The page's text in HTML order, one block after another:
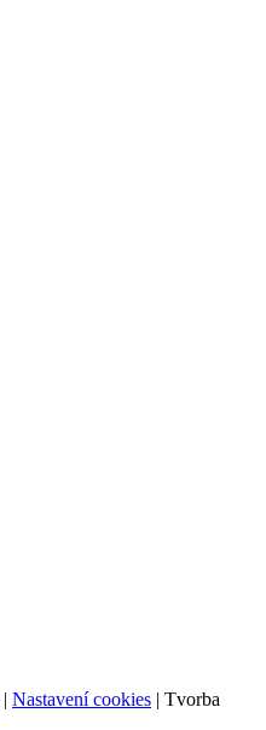
| Nastavení cookies | Tvorba